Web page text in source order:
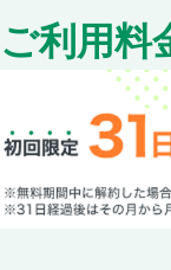
ご利用料